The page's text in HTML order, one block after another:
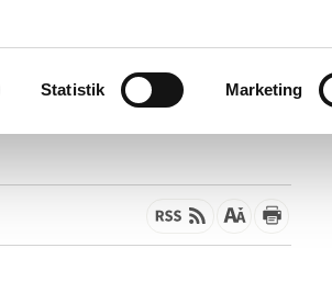
Statistik Marketing